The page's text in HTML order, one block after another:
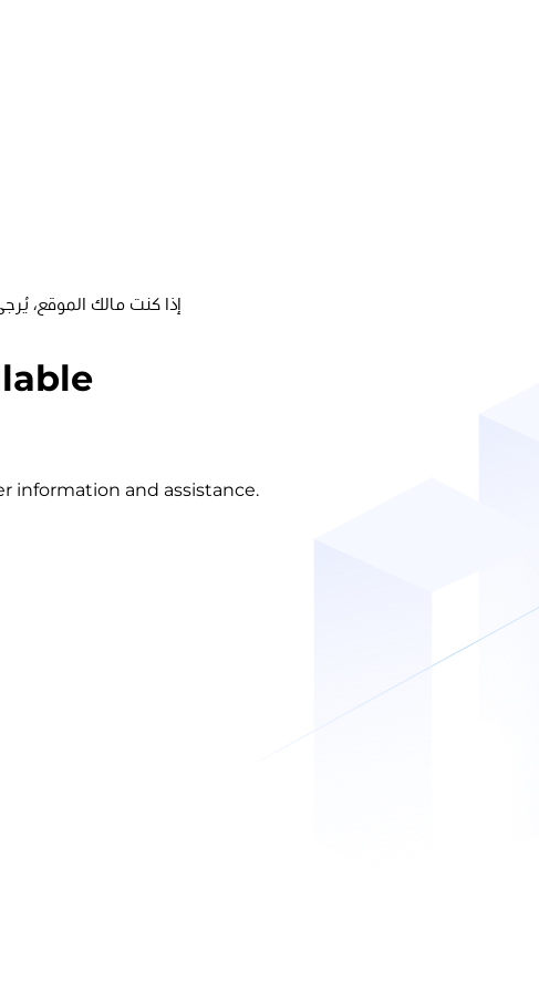
إذا كنت مالك الموقع،
information and assistance.